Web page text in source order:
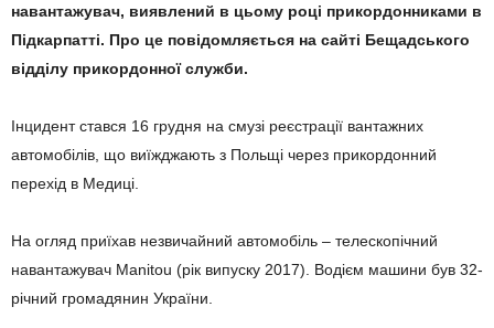
навантажувач, виявлений в цьому році прикордонниками в
Підкарпатті. Про це повідомляється на сайті Бещадського
відділу прикордонної служби.
Інцидент стався 16 грудня на смузі реєстрації вантажних
автомобілів, що виїжджають з Польщі через прикордонний
перехід в Медиці.
На огляд приїхав незвичайний автомобіль – телескопічний
навантажувач Manitou (рік випуску 2017). Водієм машини був 32-
річний громадянин України.